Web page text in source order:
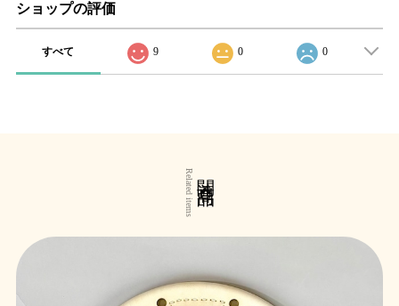
ショップの評価
すべて 9 0 0
Related items